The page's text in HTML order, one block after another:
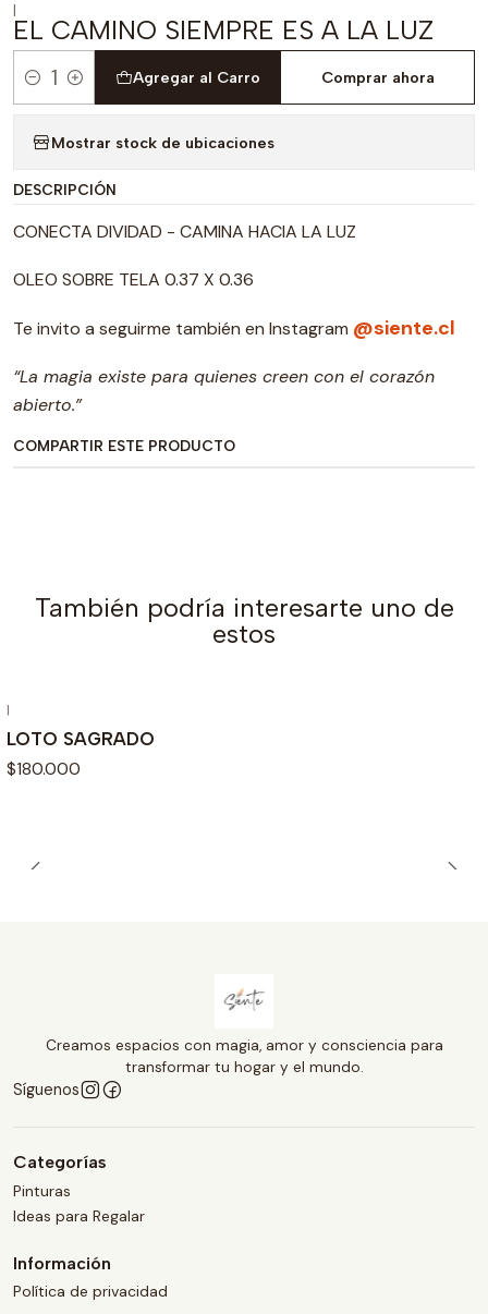
|
EL CAMINO SIEMPRE ES A LA LUZ
Cantidad
Agregar al Carro Comprar ahora
Mostrar stock de ubicaciones
DESCRIPCIÓN
CONECTA DIVIDAD - CAMINA HACIA LA LUZ
OLEO SOBRE TELA 0.37 X 0.36
Te invito a seguirme también en Instagram @siente.cl
“La magia existe para quienes creen con el corazón
abierto.”
COMPARTIR ESTE PRODUCTO
También podría interesarte uno de
estos
|
LOTO SAGRADO
$180.000
Creamos espacios con magia, amor y consciencia para
transformar tu hogar y el mundo.
Síguenos
Categorías
Pinturas
Ideas para Regalar
Información
Política de privacidad